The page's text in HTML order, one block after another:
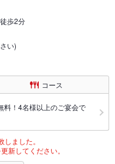
歩2分
い)
コース
料！4名様以上のご宴会で
ました。
新してください。